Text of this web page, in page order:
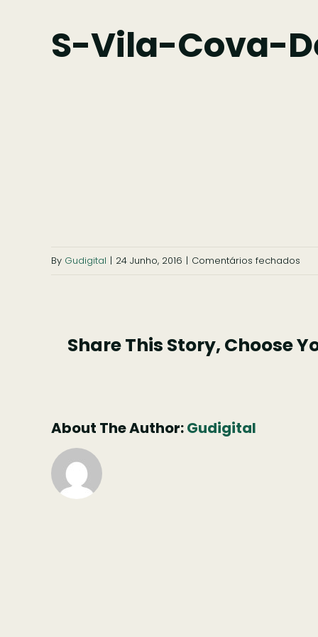
S-Vila-Cova-
By Gudigital | 24 Junho, 2016 | Comentários fechados
de-
Share This Story, Choose
About The Author:Gudigital